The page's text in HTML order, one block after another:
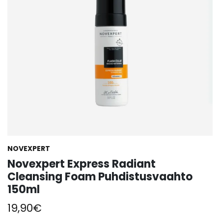
NOVEXPERT
Novexpert Express Radiant
Cleansing Foam Puhdistusvaahto
150ml
19,90€